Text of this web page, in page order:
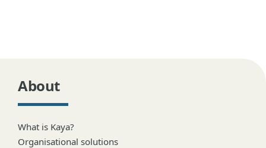
About
What is Kaya?
Organisational solutions